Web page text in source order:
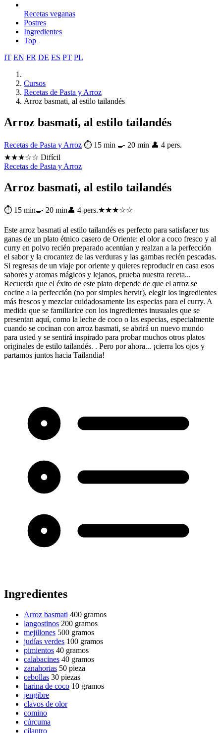
Recetas veganas
Postres
Ingredientes
Top
IT EN FR DE ES PT PL
Cursos
Recetas de Pasta y Arroz
Arroz basmati, al estilo tailandés
Arroz basmati, al estilo tailandés
Recetas de Pasta y Arroz ⏱ 15 min 🍳 20 min 👤 4 pers.
★★★☆☆ Difícil
Recetas de Pasta y Arroz
Arroz basmati, al estilo tailandés
⏱ 15 min🍳 20 min👤 4 pers.★★★☆☆
Este arroz basmati al estilo tailandés es perfecto para satisfacer tus
ganas de un plato étnico casero de Oriente: el olor a coco fresco y al
curry en polvo recién preparado acentúan y realzan a la perfección
el sabor y la crocantez de las verduras y las gambas recién pescadas.
Si regresas de un viaje por oriente y quieres reproducir en casa esos
sabores y aromas mágicos y lejanos, prueba nuestra receta...
Recuerda que el éxito de este plato depende de que el arroz se
cocine a la perfección (no por simples hervir), elegir los ingredientes
más frescos y mezclar cuidadosamente las especias para el curry. A
medida que se familiarice con los ingredientes inusuales que se
presentan aquí, como la leche de coco o las especias, especialmente
cuando se cocinan con arroz basmati, se abrirá un nuevo mundo
para usted y se sentirá inspirado para probar muchos otros platos
originales de estilo tailandés. . Pero por ahora... ¡cierra los ojos y
partamos juntos hacia Tailandia!
Ingredientes
Arroz basmati 400 gramos
langostinos 200 gramos
mejillones 500 gramos
judías verdes 100 gramos
pimientos 40 gramos
calabacines 40 gramos
zanahorias 50 pieza
cebollas 30 piezas
harina de coco 10 gramos
jengibre
clavos de olor
comino
cúrcuma
cilantro